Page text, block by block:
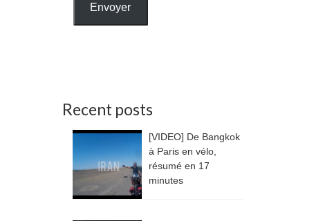
Envoyer
Recent posts
[VIDEO] De Bangkok
à Paris en vélo,
résumé en 17
minutes